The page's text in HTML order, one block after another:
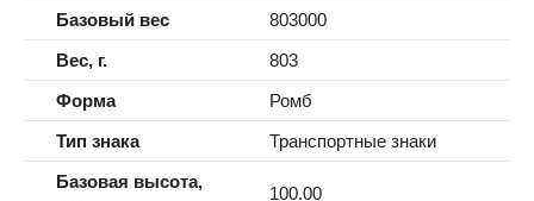
Базовый вес
803000
Вес, г.
803
Форма
Ромб
Тип знака
Транспортные знаки
Базовая высота,
100.00